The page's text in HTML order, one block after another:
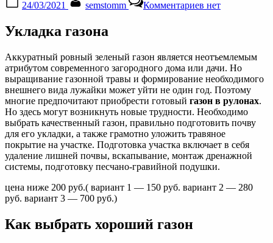
on
24/03/2021 semstomm Комментариевзаписи
под
ключ
в
Москве
по
выгодной
цене
нет
Укладка газона
Аккуратный ровный зеленый газон является неотъемлемым
атрибутом современного загородного дома или дачи. Но
выращивание газонной травы и формирование необходимого
внешнего вида лужайки может уйти не один год. Поэтому
многие предпочитают приобрести готовый газон в рулонах.
Но здесь могут возникнуть новые трудности. Необходимо
выбрать качественный газон, правильно подготовить почву
для его укладки, а также грамотно уложить травяное
покрытие на участке. Подготовка участка включает в себя
удаление лишней почвы, вскапывание, монтаж дренажной
системы, подготовку песчано-гравийной подушки.
цена ниже 200 руб.( вариант 1 — 150 руб. вариант 2 — 280
руб. вариант 3 — 700 руб.)
Как выбрать хороший газон